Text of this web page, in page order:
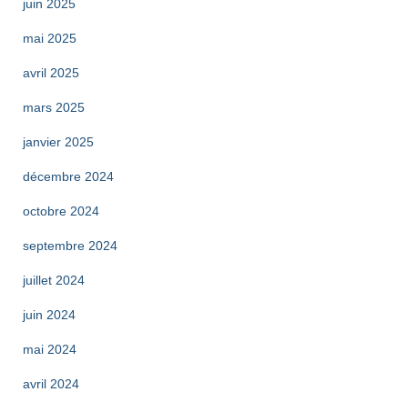
juin 2025
mai 2025
avril 2025
mars 2025
janvier 2025
décembre 2024
octobre 2024
septembre 2024
juillet 2024
juin 2024
mai 2024
avril 2024